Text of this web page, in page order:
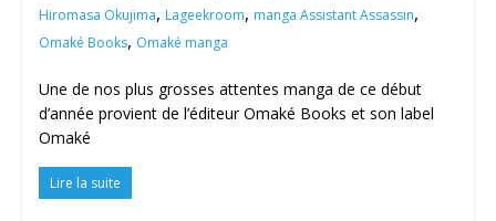
Hiromasa Okujima, Lageekroom, manga Assistant Assassin,
Omaké Books, Omaké manga
Une de nos plus grosses attentes manga de ce début
d’année provient de l’éditeur Omaké Books et son label
Omaké
Lire la suite